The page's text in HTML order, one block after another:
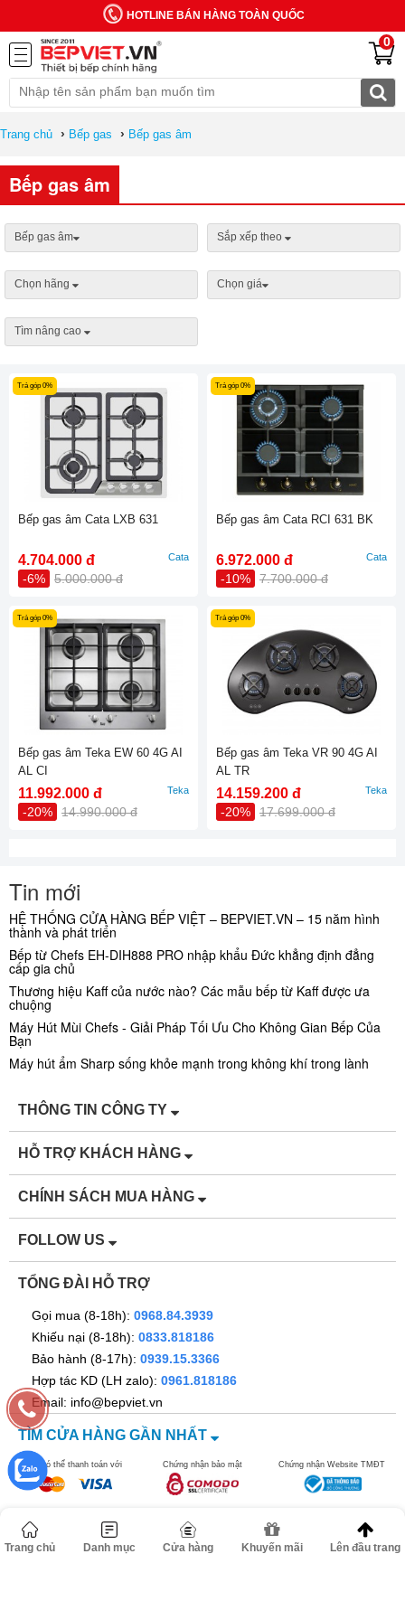
HOTLINE BÁN HÀNG TOÀN QUỐC
0
Trang chủ › Bếp gas › Bếp gas âm
Bếp gas âm
Bếp gas âm Sắp xếp theo
Chọn hãng Chọn giá
Tìm nâng cao
Trả góp 0%
Bếp gas âm Cata LXB 631
4.704.000 đ
-6% 5.000.000 đ
Cata
Trả góp 0%
Bếp gas âm Cata RCI 631 BK
6.972.000 đ
-10% 7.700.000 đ
Cata
Trả góp 0%
Bếp gas âm Teka EW 60 4G AI
AL CI
11.992.000 đ
-20% 14.990.000 đ
Teka
Trả góp 0%
Bếp gas âm Teka VR 90 4G AI
AL TR
14.159.200 đ
-20% 17.699.000 đ
Teka
Tin mới
HỆ THỐNG CỬA HÀNG BẾP VIỆT – BEPVIET.VN – 15 năm hình
thành và phát triển
Bếp từ Chefs EH-DIH888 PRO nhập khẩu Đức khẳng định đẳng
cấp gia chủ
Thương hiệu Kaff của nước nào? Các mẫu bếp từ Kaff được ưa
chuộng
Máy Hút Mùi Chefs - Giải Pháp Tối Ưu Cho Không Gian Bếp Của
Bạn
Máy hút ẩm Sharp sống khỏe mạnh trong không khí trong lành
THÔNG TIN CÔNG TY
HỖ TRỢ KHÁCH HÀNG
CHÍNH SÁCH MUA HÀNG
FOLLOW US
TỔNG ĐÀI HỖ TRỢ
Gọi mua (8-18h): 0968.84.3939
Khiếu nại (8-18h): 0833.818186
Bảo hành (8-17h): 0939.15.3366
Hợp tác KD (LH zalo): 0961.818186
Email: info@bepviet.vn
TÌM CỬA HÀNG GẦN NHẤT
Bạn có thể thanh toán với Chứng nhận bảo mật Chứng nhận Website TMĐT
©2016 bepviet.vn - Công ty TNHH Dann Việt Nam. MST
Trang chủ Danh mục Cửa hàng Khuyến mãi Lên đầu trang